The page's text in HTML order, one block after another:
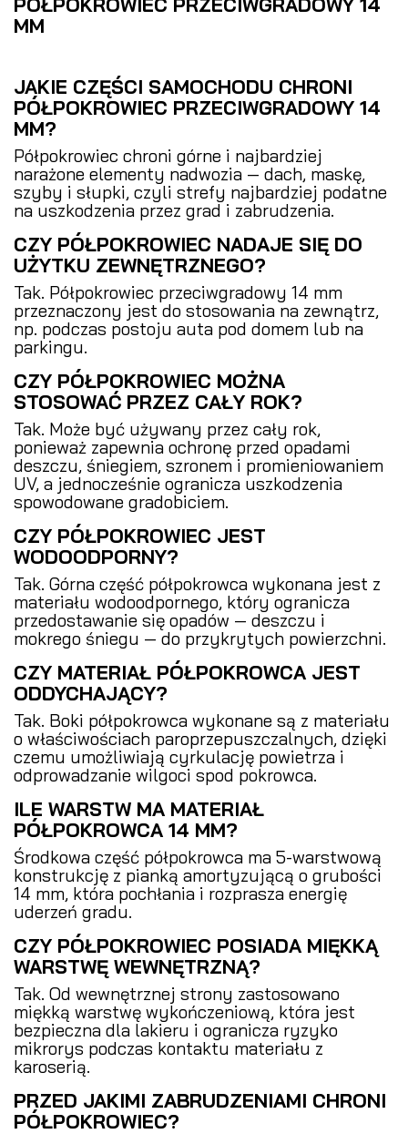
MM
JAKIE CZĘŚCI SAMOCHODU CHRONI
PÓŁPOKROWIEC PRZECIWGRADOWY 14
MM?
Półpokrowiec chroni górne i najbardziej
narażone elementy nadwozia — dach, maskę,
szyby i słupki, czyli strefy najbardziej podatne
na uszkodzenia przez grad i zabrudzenia.
CZY PÓŁPOKROWIEC NADAJE SIĘ DO
UŻYTKU ZEWNĘTRZNEGO?
Tak. Półpokrowiec przeciwgradowy 14 mm
przeznaczony jest do stosowania na zewnątrz,
np. podczas postoju auta pod domem lub na
parkingu.
CZY PÓŁPOKROWIEC MOŻNA
STOSOWAĆ PRZEZ CAŁY ROK?
Tak. Może być używany przez cały rok,
ponieważ zapewnia ochronę przed opadami
deszczu, śniegiem, szronem i promieniowaniem
UV, a jednocześnie ogranicza uszkodzenia
spowodowane gradobiciem.
CZY PÓŁPOKROWIEC JEST
WODOODPORNY?
Tak. Górna część półpokrowca wykonana jest z
materiału wodoodpornego, który ogranicza
przedostawanie się opadów — deszczu i
mokrego śniegu — do przykrytych powierzchni.
CZY MATERIAŁ PÓŁPOKROWCA JEST
ODDYCHAJĄCY?
Tak. Boki półpokrowca wykonane są z materiału
o właściwościach paroprzepuszczalnych, dzięki
czemu umożliwiają cyrkulację powietrza i
odprowadzanie wilgoci spod pokrowca.
ILE WARSTW MA MATERIAŁ
PÓŁPOKROWCA 14 MM?
Środkowa część półpokrowca ma 5-warstwową
konstrukcję z pianką amortyzującą o grubości
14 mm, która pochłania i rozprasza energię
uderzeń gradu.
CZY PÓŁPOKROWIEC POSIADA MIĘKKĄ
WARSTWĘ WEWNĘTRZNĄ?
Tak. Od wewnętrznej strony zastosowano
miękką warstwę wykończeniową, która jest
bezpieczna dla lakieru i ogranicza ryzyko
mikrorys podczas kontaktu materiału z
karoserią.
PRZED JAKIMI ZABRUDZENIAMI CHRONI
PÓŁPOKROWIEC?